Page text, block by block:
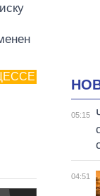
05:15
04:51